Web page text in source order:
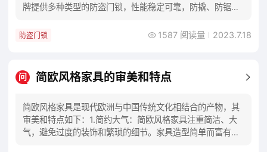
牌提供多种类型的防盗门锁，性能稳定可靠，防撬、防锯、
防盗门锁 1587 阅读量 2023.7.18
问 简欧风格家具的审美和特点
简欧风格家具是现代欧洲与中国传统文化相结合的产物，其
审美和特点如下：1.简约大气：简欧风格家具注重简洁、大
气，避免过度的装饰和繁琐的细节。家具造型简单而富有现